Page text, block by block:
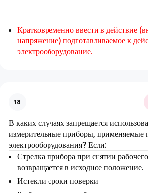
Кратковременно ввести в действие
напряжение) подготавливаемое к
электрооборудование.
18
В каких случаях запрещается
измерительные приборы, применяемые
электрооборудования? Если:
Стрелка прибора при снятии
возвращается в исходное положение.
Истекли сроки поверки.